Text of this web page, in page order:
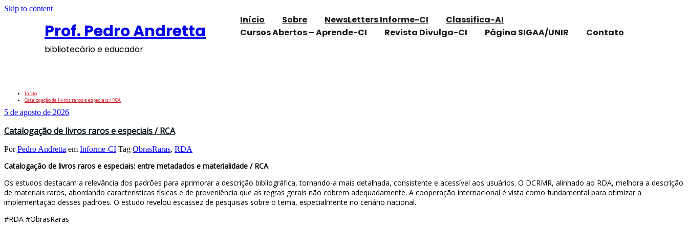
Skip to content
Prof. Pedro Andretta
bibliotecário e educador
Início Sobre NewsLetters Informe-CI
Classifica-AI
Cursos Abertos – Aprende-CI
Revista Divulga-CI Página SIGAA/UNIR Contato
Início
Catalogação de livros raros e especiais / RCA
5 de agosto de 2026
Catalogação de livros raros e especiais / RCA
PorPedro Andretta em Informe-CI Tag ObrasRaras, RDA
Catalogação de livros raros e especiais: entre metadados e materialidade / RCA
Os estudos destacam a relevância dos padrões para aprimorar a descrição bibliográfica, tornando-a mais detalhada, consistente e acessível aos usuários. O DCRMR, alinhado ao RDA, melhora a descrição
de materiais raros, abordando características físicas e de proveniência que as regras gerais não cobrem adequadamente. A cooperação internacional é vista como fundamental para otimizar a
implementação desses padrões. O estudo revelou escassez de pesquisas sobre o tema, especialmente no cenário nacional.
#RDA #ObrasRaras